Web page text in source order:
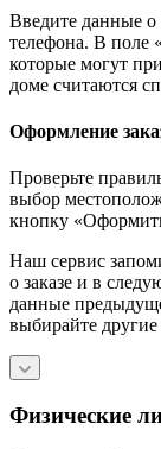
Введите данные
телефона. В поле
которые могут
доме считаются
Оформление
Проверьте
выбор
кнопку
Наш сервис
о заказе и в
данные
выбирайте
Физические